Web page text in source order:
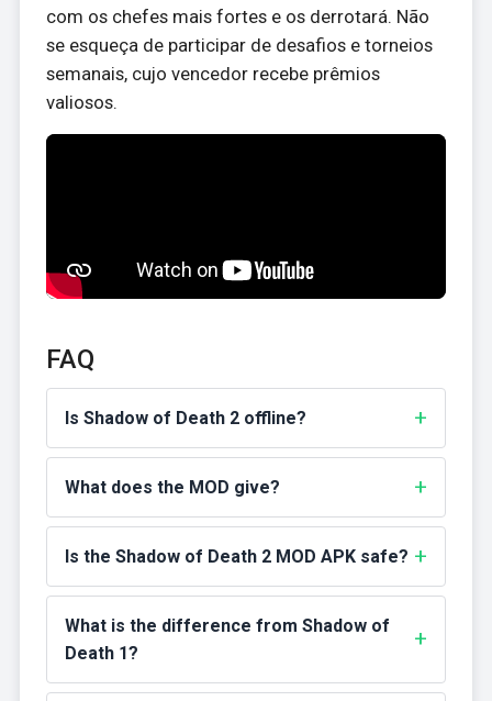
com os chefes mais fortes e os derrotará. Não
se esqueça de participar de desafios e torneios
semanais, cujo vencedor recebe prêmios
valiosos.
FAQ
Is Shadow of Death 2 offline?
What does the MOD give?
Is the Shadow of Death 2 MOD APK safe?
What is the difference from Shadow of
Death 1?